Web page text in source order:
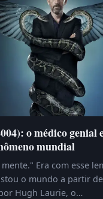
o médico genial
mundial
Era com esse
o mundo a partir
Hugh Laurie, o…